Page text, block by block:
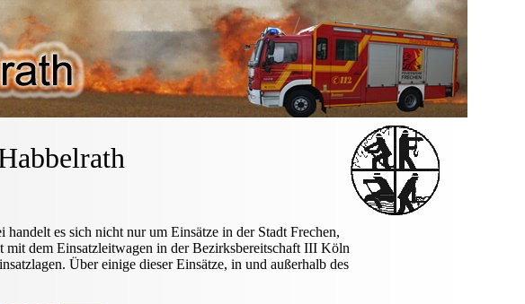
es sich nicht nur um Einsätze in der Stadt Frechen,
dem Einsatzleitwagen in der Bezirksbereitschaft III Köln
Über einige dieser Einsätze, in und außerhalb des